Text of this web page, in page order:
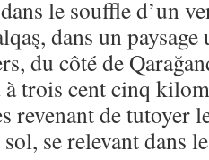
le souffle d’un
dans un
du côté de
trois cent cinq
revenant de tutoyer
se relevant dans